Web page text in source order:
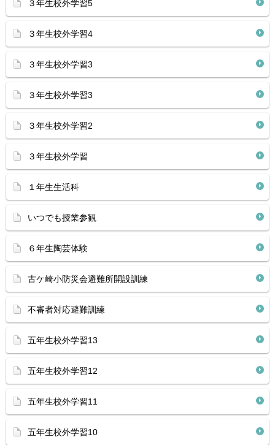
３年生校外学習5
３年生校外学習4
３年生校外学習3
３年生校外学習3
３年生校外学習2
３年生校外学習
１年生生活科
いつでも授業参観
６年生陶芸体験
古ケ崎小防災会避難所開設訓練
不審者対応避難訓練
五年生校外学習13
五年生校外学習12
五年生校外学習11
五年生校外学習10